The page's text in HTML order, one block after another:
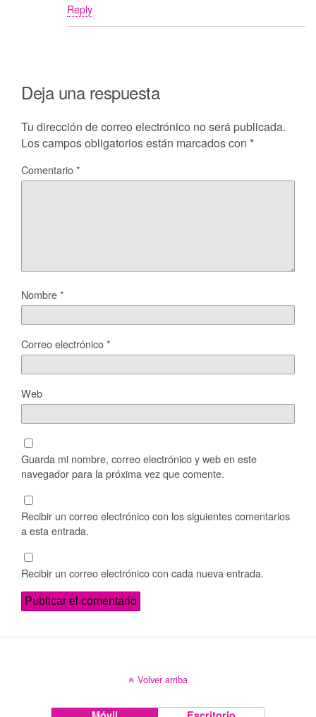
Reply
Deja una respuesta
Tu dirección de correo electrónico no será publicada.
Los campos obligatorios están marcados con *
Comentario*
Nombre*
Correo electrónico*
Web
Guarda mi nombre, correo electrónico y web en este
navegador para la próxima vez que comente.
Recibir un correo electrónico con los siguientes comentarios
a esta entrada.
Recibir un correo electrónico con cada nueva entrada.
Volver arriba